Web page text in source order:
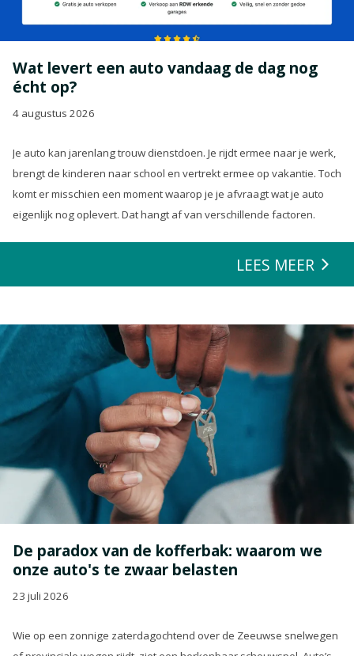
Wat levert een auto vandaag de dag nog
écht op?
4 augustus 2026
Je auto kan jarenlang trouw dienstdoen. Je rijdt ermee naar je werk,
brengt de kinderen naar school en vertrekt ermee op vakantie. Toch
komt er misschien een moment waarop je je afvraagt wat je auto
eigenlijk nog oplevert. Dat hangt af van verschillende factoren.
LEES MEER
De paradox van de kofferbak: waarom we
onze auto's te zwaar belasten
23 juli 2026
Wie op een zonnige zaterdagochtend over de Zeeuwse snelwegen